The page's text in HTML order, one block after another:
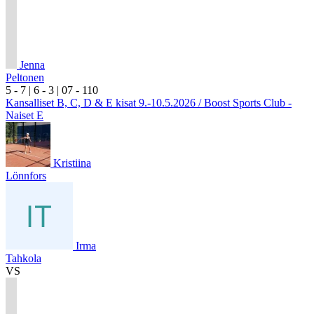
Jenna
Peltonen
5 - 7 | 6 - 3 | 07 - 110
Kansalliset B, C, D & E kisat 9.-10.5.2026 / Boost Sports Club -
Naiset E
Kristiina
Lönnfors
Irma
Tahkola
VS